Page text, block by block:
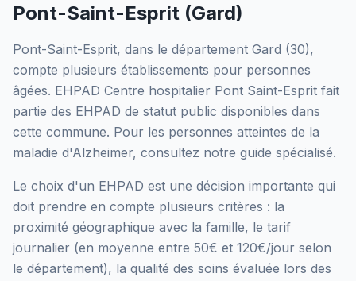
Pont-Saint-Esprit (Gard)
Pont-Saint-Esprit, dans le département Gard (30),
compte plusieurs établissements pour personnes
âgées. EHPAD Centre hospitalier Pont Saint-Esprit fait
partie des EHPAD de statut public disponibles dans
cette commune. Pour les personnes atteintes de la
maladie d'Alzheimer, consultez notre guide spécialisé.
Le choix d'un EHPAD est une décision importante qui
doit prendre en compte plusieurs critères : la
proximité géographique avec la famille, le tarif
journalier (en moyenne entre 50€ et 120€/jour selon
le département), la qualité des soins évaluée lors des